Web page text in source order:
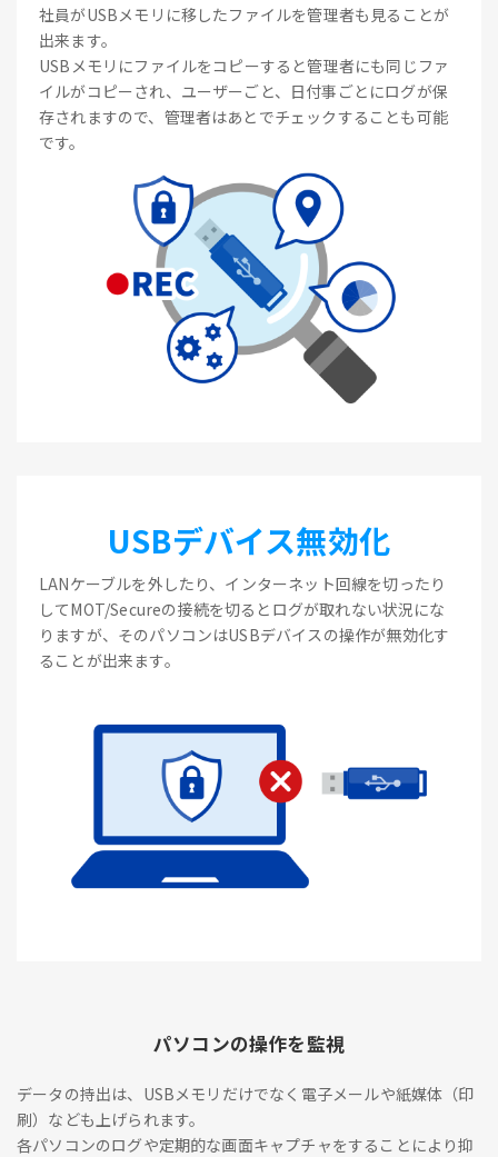
社員がUSBメモリに移したファイルを管理者も見ることが
出来ます。
USBメモリにファイルをコピーすると管理者にも同じファ
イルがコピーされ、ユーザーごと、日付事ごとにログが保
存されますので、管理者はあとでチェックすることも可能
です。
USBデバイス無効化
LANケーブルを外したり、インターネット回線を切ったり
してMOT/Secureの接続を切るとログが取れない状況にな
りますが、そのパソコンはUSBデバイスの操作が無効化す
ることが出来ます。
パソコンの操作を監視
データの持出は、USBメモリだけでなく電子メールや紙媒体（印
刷）なども上げられます。
各パソコンのログや定期的な画面キャプチャをすることにより抑